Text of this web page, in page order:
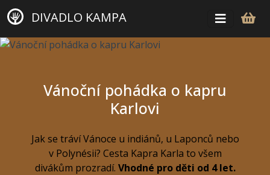
DIVADLO KAMPA
Vánoční pohádka o kapru
Karlovi
Jak se tráví Vánoce u indiánů, u Laponců nebo
v Polynésii? Cesta Kapra Karla to všem
divákům prozradí. Vhodné pro děti od 4 let.